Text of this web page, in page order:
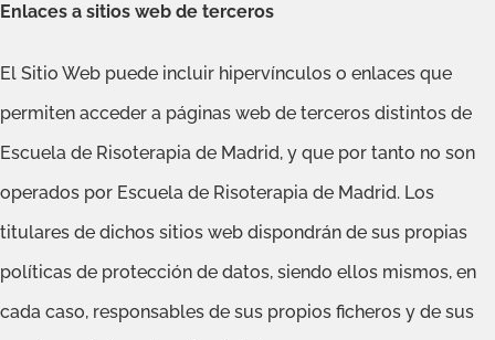
Enlaces a sitios web de terceros
El Sitio Web puede incluir hipervínculos o enlaces que
permiten acceder a páginas web de terceros distintos de
Escuela de Risoterapia de Madrid, y que por tanto no son
operados por Escuela de Risoterapia de Madrid. Los
titulares de dichos sitios web dispondrán de sus propias
políticas de protección de datos, siendo ellos mismos, en
cada caso, responsables de sus propios ficheros y de sus